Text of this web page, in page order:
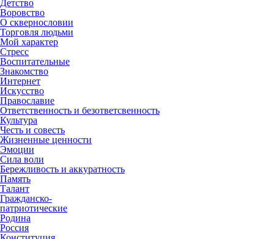
Детство
Воровство
О сквернословии
Торговля людьми
Мой характер
Стресс
Воспитательные
Знакомство
Интернет
Искусство
Православие
Ответственность и безответсвенность
Культура
Честь и совесть
Жизненные ценности
Эмоции
Сила воли
Бережливость и аккуратность
Память
Талант
Гражданско-
патриотические
Родина
Россия